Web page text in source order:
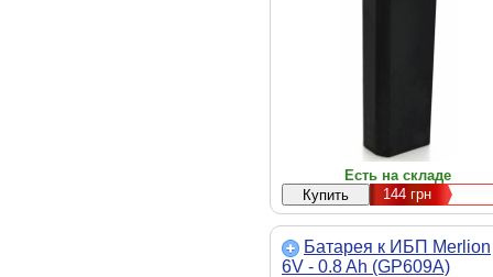
Есть на складе
144грн
Батарея к ИБП Merlion
6V - 0.8 Ah (GP609A)